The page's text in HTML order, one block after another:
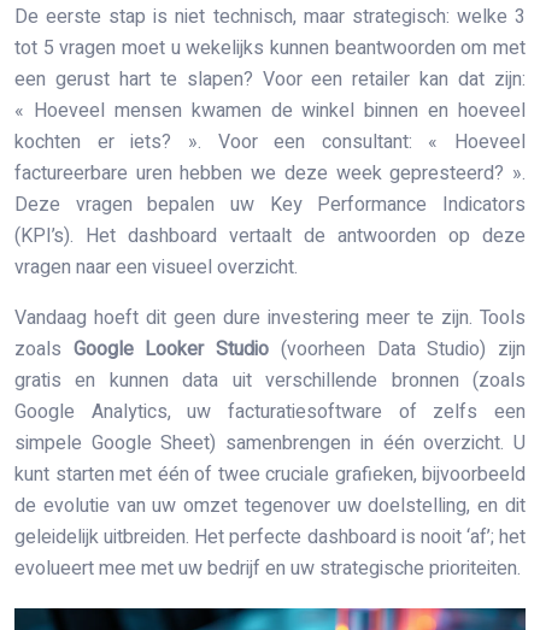
De eerste stap is niet technisch, maar strategisch: welke 3
tot 5 vragen moet u wekelijks kunnen beantwoorden om met
een gerust hart te slapen? Voor een retailer kan dat zijn:
« Hoeveel mensen kwamen de winkel binnen en hoeveel
kochten er iets? ». Voor een consultant: « Hoeveel
factureerbare uren hebben we deze week gepresteerd? ».
Deze vragen bepalen uw Key Performance Indicators
(KPI’s). Het dashboard vertaalt de antwoorden op deze
vragen naar een visueel overzicht.
Vandaag hoeft dit geen dure investering meer te zijn. Tools
zoals Google Looker Studio (voorheen Data Studio) zijn
gratis en kunnen data uit verschillende bronnen (zoals
Google Analytics, uw facturatiesoftware of zelfs een
simpele Google Sheet) samenbrengen in één overzicht. U
kunt starten met één of twee cruciale grafieken, bijvoorbeeld
de evolutie van uw omzet tegenover uw doelstelling, en dit
geleidelijk uitbreiden. Het perfecte dashboard is nooit ‘af’; het
evolueert mee met uw bedrijf en uw strategische prioriteiten.